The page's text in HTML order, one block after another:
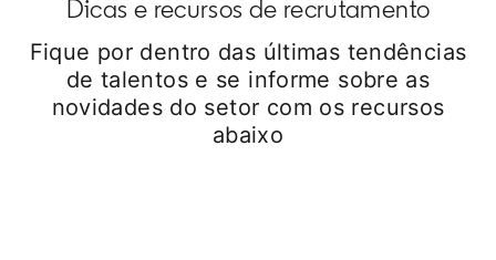
Dicas e recursos de recrutamento
Fique por dentro das últimas tendências
de talentos e se informe sobre as
novidades do setor com os recursos
abaixo